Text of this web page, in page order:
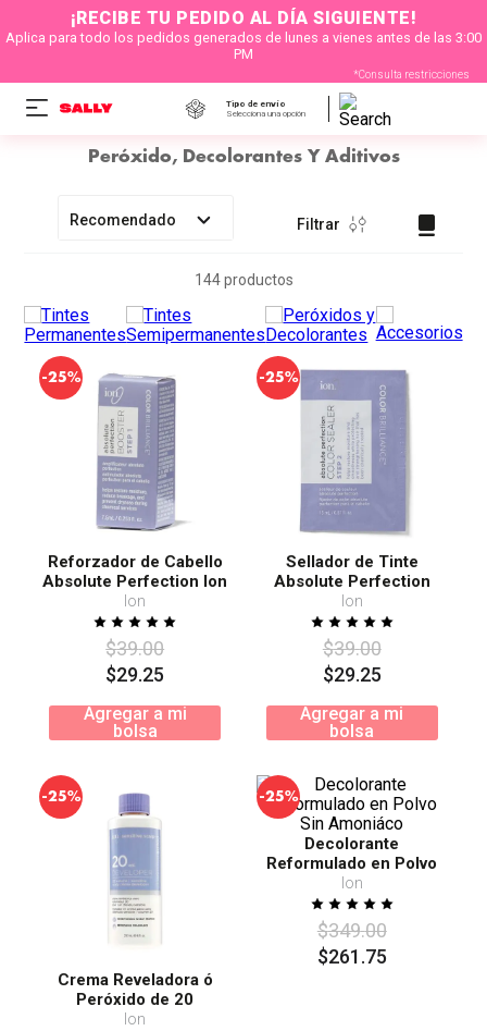
¡RECIBE TU PEDIDO AL DÍA SIGUIENTE!
Aplica para todo los pedidos generados de lunes a vienes antes de las 3:00
PM
*Consulta restricciones
Tipo de envío
Selecciona una opción
Peróxido, Decolorantes Y Aditivos
Recomendado Filtrar
144productos
-25%
Reforzador de Cabello
Absolute Perfection Ion
Paso 1 7.5ml
Ion
$39.00
$29.25
Agregar a mi
bolsa
-25%
Sellador de Tinte
Absolute Perfection
Paso 2
Ion
$39.00
$29.25
Agregar a mi
bolsa
-25%
Crema Reveladora ó
Peróxido de 20
Volúmenes
Ion
-25%
Decolorante
Reformulado en Polvo
Sin Amoniáco
Ion
$349.00
$261.75